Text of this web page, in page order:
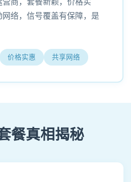
络，信号覆盖有保障，是
价格实惠 共享网络
餐真相揭秘